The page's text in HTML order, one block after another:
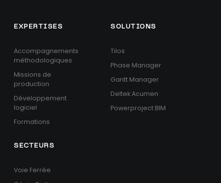
EXPERTISES
Accompagnements
méthodologiques
Missions de
production
Développement
logiciel
Formations
SOLUTIONS
Tilos
Phase Manager
Gantt Manager
Deltek Acumen
Powerproject BIM
SECTEURS
Voie Ferrée